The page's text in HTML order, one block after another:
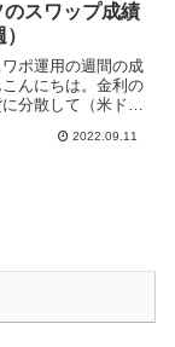
のスワップ成績
ポ運用の週間の成
んにちは。金利の
分散して（米ド
リラ・ブラジルレア
2022.09.11